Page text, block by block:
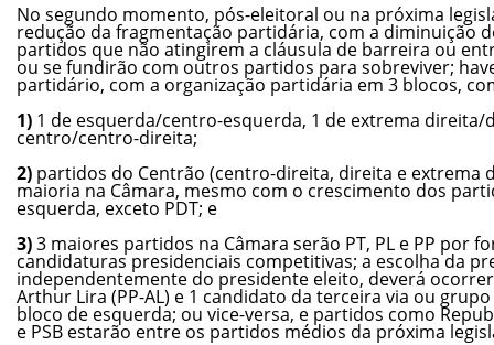
No segundo momento, pós-eleitoral ou na próxima
redução da fragmentação partidária, com a diminuição
partidos que não atingirem a cláusula de barreira ou
ou se fundirão com outros partidos para sobreviver;
partidário, com a organização partidária em 3 blocos,
1) 1 de esquerda/centro-esquerda, 1 de extrema
centro/centro-direita;
2) partidos do Centrão (centro-direita, direita e extrema
maioria na Câmara, mesmo com o crescimento dos
esquerda, exceto PDT; e
3)3 maiores partidos na Câmara serão PT, PL e PP por
candidaturas presidenciais competitivas; a escolha da
independentemente do presidente eleito, deverá
Arthur Lira (PP-AL) e 1 candidato da terceira via ou
bloco de esquerda; ou vice-versa, e partidos como
e PSB estarão entre os partidos médios da próxima